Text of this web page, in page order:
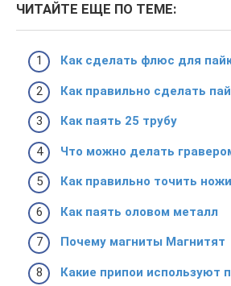
ЧИТАЙТЕ ЕЩЕ ПО ТЕМЕ:
Как сделать флюс для
Как правильно сделать
Как паять 25 трубу
Что можно делать
Как правильно точить ножи
Как паять оловом металл
Почему магниты Магнитят
Какие припои используют